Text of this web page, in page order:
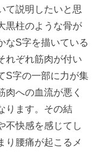
て説明したいと思
黒柱のような骨が
なS字を描いている
れぞれ筋肉が付い
S字の一部に力が集
肉への血流が悪く
ります。その結
不快感を感じてし
り腰痛が起こるメ